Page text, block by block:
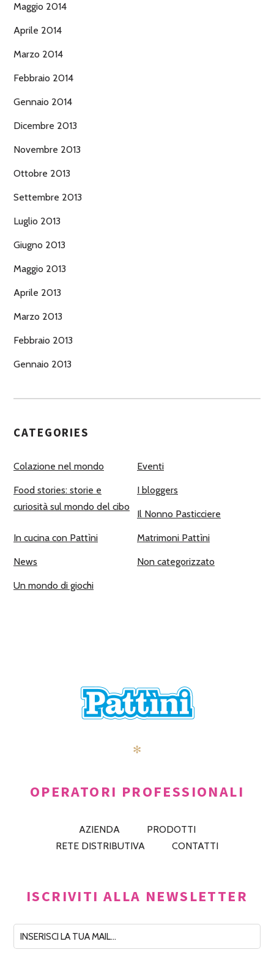
Maggio 2014
Aprile 2014
Marzo 2014
Febbraio 2014
Gennaio 2014
Dicembre 2013
Novembre 2013
Ottobre 2013
Settembre 2013
Luglio 2013
Giugno 2013
Maggio 2013
Aprile 2013
Marzo 2013
Febbraio 2013
Gennaio 2013
CATEGORIES
Colazione nel mondo Eventi
Food stories: storie e
curiosità sul mondo del cibo
I bloggers
Il Nonno Pasticciere
In cucina con Pattìni Matrimoni Pattìni
News Non categorizzato
Un mondo di giochi
✻
OPERATORI PROFESSIONALI
AZIENDA
PRODOTTI
RETE DISTRIBUTIVA
CONTATTI
ISCRIVITI ALLA NEWSLETTER